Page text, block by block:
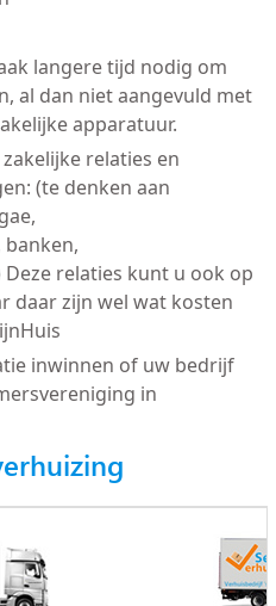
langere tijd nodig om
al dan niet aangevuld met
apparatuur.
relaties en
(te denken aan
relaties kunt u ook op
daar zijn wel wat kosten
inwinnen of uw bedrijf
in